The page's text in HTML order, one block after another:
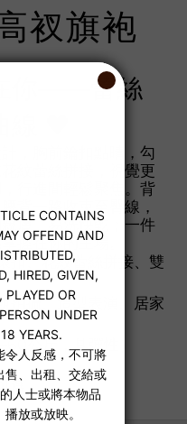
衩旗袍
你——蕾絲
🖤
，胸前鑰扣點睛，勾
紋蕾絲拼接，視覺更
行進間輕鬆聚焦。背
背一路收束至臀線，
膚、易洗快乾；一件
握在你的主場。
扣、花紋蕾絲拼接、雙
拍攝、造型表演、居家
公斤，具彈性）
選